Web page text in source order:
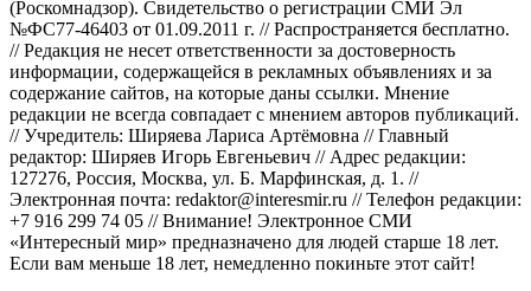
(Роскомнадзор). Свидетельство о регистрации СМИ Эл
№ФС77-46403 от 01.09.2011 г. // Распространяется бесплатно.
// Редакция не несет ответственности за достоверность
информации, содержащейся в рекламных объявлениях и за
содержание сайтов, на которые даны ссылки. Мнение
редакции не всегда совпадает с мнением авторов публикаций.
// Учредитель: Ширяева Лариса Артёмовна // Главный
редактор: Ширяев Игорь Евгеньевич // Адрес редакции:
127276, Россия, Москва, ул. Б. Марфинская, д. 1. //
Электронная почта: redaktor@interesmir.ru // Телефон редакции:
+7 916 299 74 05 // Внимание! Электронное СМИ
«Интересный мир» предназначено для людей старше 18 лет.
Если вам меньше 18 лет, немедленно покиньте этот сайт!